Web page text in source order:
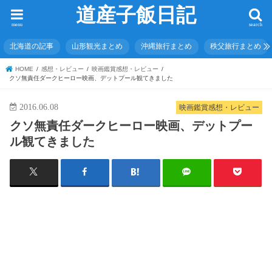
道産子飯日記 search
menu
北海道の記事 山形観光まとめ 沖縄旅行まとめ 秩父旅行まとめ
HOME 感想・レビュー
映画鑑賞感想・レビュー
クソ無責任ダークヒーロー映画、デットプール観てきました
映画鑑賞感想・レビュー
2016.06.08
クソ無責任ダークヒーロー映画、デットプー
ル観てきました